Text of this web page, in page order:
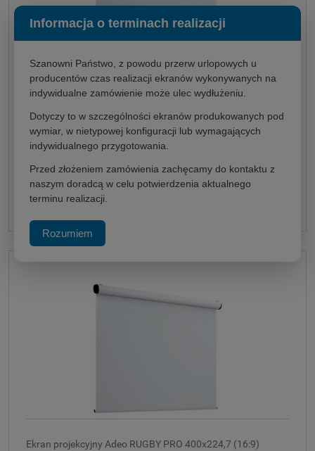
Producent: ADEO
4 920,00 zł
do koszyka
Ekran projekcyjny Adeo RUGBY PRO 400x224,7 (16:9)
Informacja o terminach realizacji
Szanowni Państwo, z powodu przerw urlopowych u
producentów czas realizacji ekranów wykonywanych na
indywidualne zamówienie może ulec wydłużeniu.
Dotyczy to w szczególności ekranów produkowanych pod
wymiar, w nietypowej konfiguracji lub wymagających
indywidualnego przygotowania.
Przed złożeniem zamówienia zachęcamy do kontaktu z
naszym doradcą w celu potwierdzenia aktualnego
terminu realizacji.
Rozumiem